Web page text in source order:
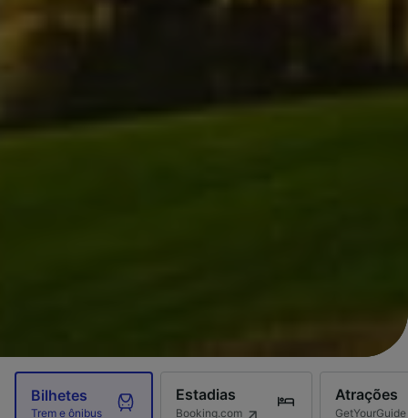
Bilhetes
Trem e ônibus
Estadias
Booking.com
Atrações
GetYourGuide